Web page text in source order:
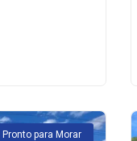
Pronto para Morar